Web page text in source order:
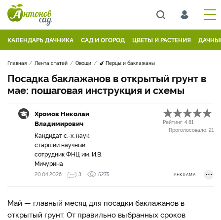
КАЛЕНДАРЬ ДАЧНИКА САД И ОГОРОД ЦВЕТЫ И РАСТЕНИЯ
Главная Лента статей Овощи 🍆 Перцы и баклажаны
Посадка баклажанов в открытый грунт в
мае: пошаговая инструкция и схемы
Хромов Николай
Владимирович
Кандидат с.-х. наук,
старший научный
сотрудник ФНЦ им. И.В.
Мичурина
Рейтинг: 4.81
Проголосовало: 21
20.04.2026 3 5275 РЕКЛАМА
Май — главный месяц для посадки баклажанов в
открытый грунт. От правильно выбранных сроков